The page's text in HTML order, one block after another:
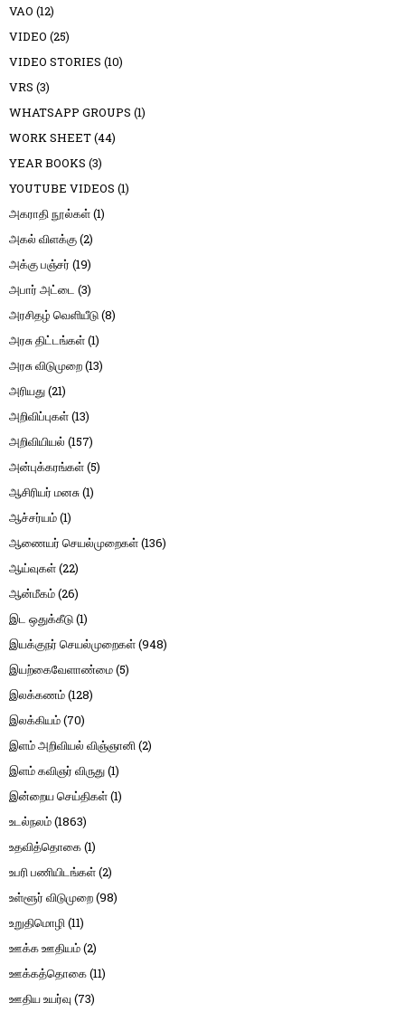
VAO (12)
VIDEO (25)
VIDEO STORIES (10)
VRS (3)
WHATSAPP GROUPS (1)
WORK SHEET(44)
YEAR BOOKS (3)
YOUTUBE VIDEOS (1)
அகராதி நூல்கள்(1)
அகல் விளக்கு(2)
அக்கு பஞ்சர் (19)
அபார் அட்டை (3)
அரசிதழ் வெளியீடு(8)
அரசு திட்டங்கள்(1)
அரசு விடுமுறை(13)
அரியது(21)
அறிவிப்புகள்(13)
அறிவியியல் (157)
அன்புக்கரங்கள்(5)
ஆசிரியர் மனசு(1)
ஆச்சர்யம்(1)
ஆணையர் செயல்முறைகள்(136)
ஆய்வுகள்(22)
ஆன்மீகம்(26)
இட ஒதுக்கீடு(1)
இயக்குநர் செயல்முறைகள்(948)
இயற்கைவேளாண்மை(5)
இலக்கணம்(128)
இலக்கியம்(70)
இளம் அறிவியல் விஞ்ஞானி(2)
இளம் கவிஞர் விருது(1)
இன்றைய செய்திகள்(1)
உடல்நலம்(1863)
உதவித்தொகை(1)
உபரி பணியிடங்கள்(2)
உள்ளூர் விடுமுறை(98)
உறுதிமொழி(11)
ஊக்க ஊதியம்(2)
ஊக்கத்தொகை(11)
ஊதிய உயர்வு (73)